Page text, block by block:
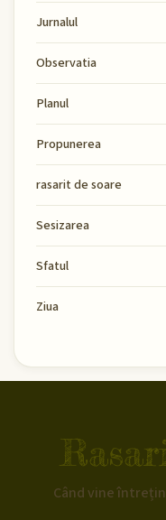
Jurnalul
Observatia
Planul
Propunerea
rasarit de soare
Sesizarea
Sfatul
Ziua
Când vine